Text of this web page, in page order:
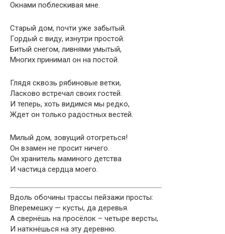
Окнами поблескивая мне.
Старый дом, почти уже забытый.
Гордый с виду, изнутри простой.
Битый снегом, ливнями умытый,
Многих принимал он на постой.
Глядя сквозь рябиновые ветки,
Ласково встречал своих гостей.
И теперь, хоть видимся мы редко,
Ждет он только радостных вестей.
Милый дом, зовущий отогреться!
Он взамен не просит ничего.
Он хранитель маминого детства
И частица сердца моего.
Вдоль обочины трассы пейзажи просты:
Вперемешку — кусты, да деревья.
А свернёшь на просёлок – четыре версты,
И наткнёшься на эту деревню.